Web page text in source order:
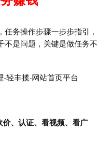
务操作步骤一步步指引，
不是问题，关键是做任务不
、认证、看视频、看广